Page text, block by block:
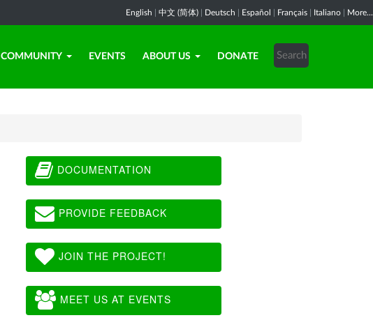
English 中文 (简体) Deutsch Español Français Italiano More...
COMMUNITY EVENTS ABOUT US DONATE
DOCUMENTATION
PROVIDE FEEDBACK
JOIN THE PROJECT!
MEET US AT EVENTS